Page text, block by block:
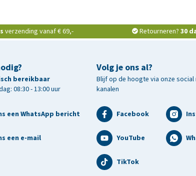
verzending vanaf € 69,- Retourneren? 30
bereikbaar
08:30 - 13:00 uur
een WhatsApp bericht
een e-mail
Volg je ons al?
Blijf op de hoogte via onze social
kanalen
Facebook
YouTube
TikTok